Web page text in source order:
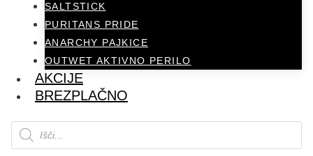
SALTSTICK
PURITANS PRIDE
ANARCHY PAJKICE
OUTWET AKTIVNO PERILO
AKCIJE
BREZPLAČNO
Products
search